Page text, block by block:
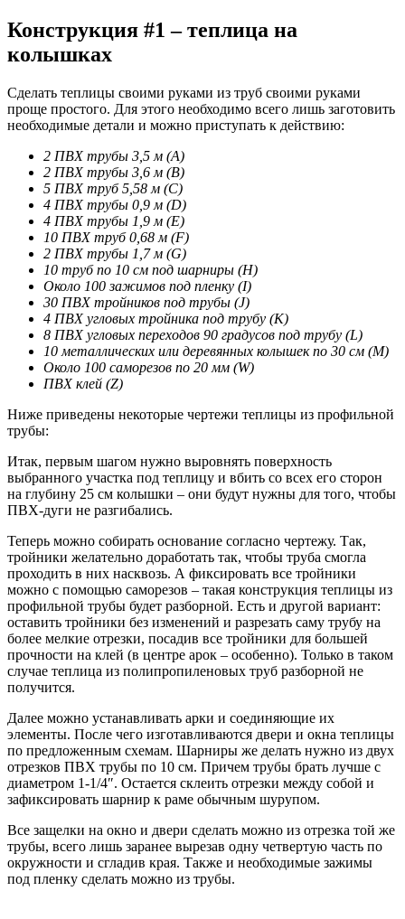
Конструкция #1 – теплица на
колышках
Сделать теплицы своими руками из труб своими руками
проще простого. Для этого необходимо всего лишь заготовить
необходимые детали и можно приступать к действию:
2 ПВХ трубы 3,5 м (A)
2 ПВХ трубы 3,6 м (B)
5 ПВХ труб 5,58 м (C)
4 ПВХ трубы 0,9 м (D)
4 ПВХ трубы 1,9 м (E)
10 ПВХ труб 0,68 м (F)
2 ПВХ трубы 1,7 м (G)
10 труб по 10 см под шарниры (H)
Около 100 зажимов под пленку (I)
30 ПВХ тройников под трубы (J)
4 ПВХ угловых тройника под трубу (K)
8 ПВХ угловых переходов 90 градусов под трубу (L)
10 металлических или деревянных колышек по 30 см (M)
Около 100 саморезов по 20 мм (W)
ПВХ клей (Z)
Ниже приведены некоторые чертежи теплицы из профильной
трубы:
Итак, первым шагом нужно выровнять поверхность
выбранного участка под теплицу и вбить со всех его сторон
на глубину 25 см колышки – они будут нужны для того, чтобы
ПВХ-дуги не разгибались.
Теперь можно собирать основание согласно чертежу. Так,
тройники желательно доработать так, чтобы труба смогла
проходить в них насквозь. А фиксировать все тройники
можно с помощью саморезов – такая конструкция теплицы из
профильной трубы будет разборной. Есть и другой вариант:
оставить тройники без изменений и разрезать саму трубу на
более мелкие отрезки, посадив все тройники для большей
прочности на клей (в центре арок – особенно). Только в таком
случае теплица из полипропиленовых труб разборной не
получится.
Далее можно устанавливать арки и соединяющие их
элементы. После чего изготавливаются двери и окна теплицы
по предложенным схемам. Шарниры же делать нужно из двух
отрезков ПВХ трубы по 10 см. Причем трубы брать лучше с
диаметром 1-1/4″. Остается склеить отрезки между собой и
зафиксировать шарнир к раме обычным шурупом.
Все защелки на окно и двери сделать можно из отрезка той же
трубы, всего лишь заранее вырезав одну четвертую часть по
окружности и сгладив края. Также и необходимые зажимы
под пленку сделать можно из трубы.